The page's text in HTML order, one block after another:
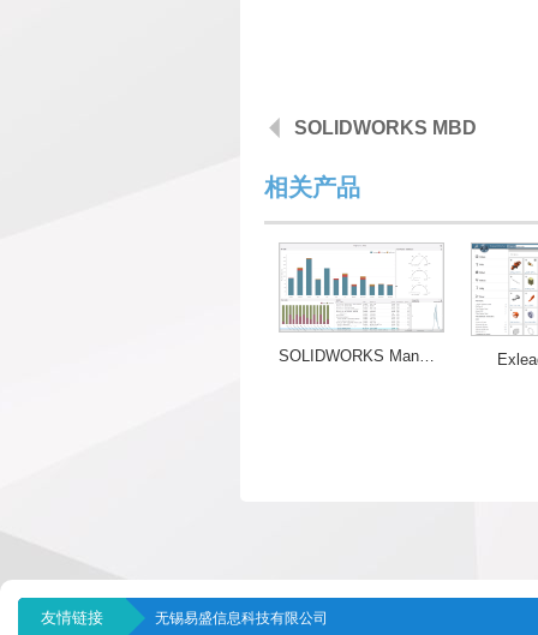
SOLIDWORKS MBD
相关产品
友情链接 无锡易盛信息科技有限公司